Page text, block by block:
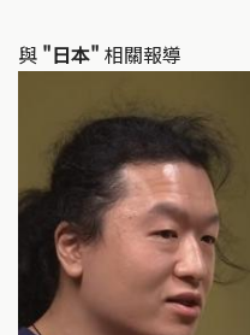
與 "日本" 相關報導